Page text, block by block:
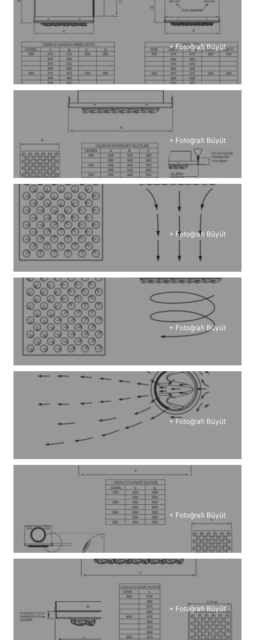
+ Fotoğrafı Büyüt
+ Fotoğrafı Büyüt
+ Fotoğrafı Büyüt
+ Fotoğrafı Büyüt
+ Fotoğrafı Büyüt
+ Fotoğrafı Büyüt
+ Fotoğrafı Büyüt